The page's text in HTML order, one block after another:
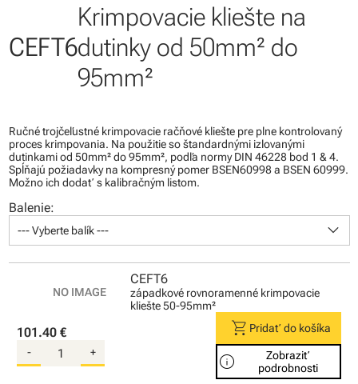
CEFT6
Krimpovacie kliešte na
dutinky od 50mm² do
95mm²
Ručné trojčeľustné krimpovacie račňové kliešte pre plne kontrolovaný
proces krimpovania. Na použitie so štandardnými izlovanými
dutinkami od 50mm² do 95mm², podľa normy DIN 46228 bod 1 & 4.
Spĺňajú požiadavky na kompresný pomer BSEN60998 a BSEN 60999.
Možno ich dodať s kalibračným listom.
Balenie:
--- Vyberte balík --- keyboard_arrow_down
CEFT6
západkové rovnoramenné krimpovacie
kliešte 50-95mm²
101.40 €
- +
shopping_cart Pridať do košíka
info
Zobraziť
podrobnosti